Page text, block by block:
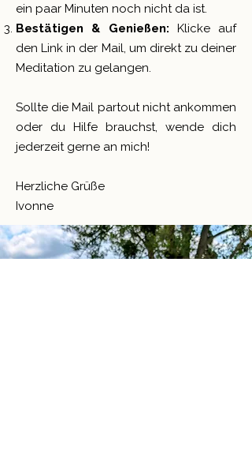
ein paar Minuten noch nicht da ist.
Bestätigen & Genießen: Klicke auf
den Link in der Mail, um direkt zu deiner
Meditation zu gelangen.
Sollte die Mail partout nicht ankommen
oder du Hilfe brauchst, wende dich
jederzeit gerne an mich!
Herzliche Grüße
Ivonne